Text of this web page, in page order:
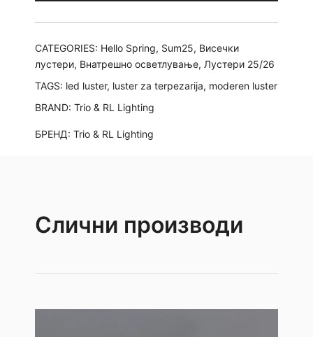
CATEGORIES: Hello Spring, Sum25, Висечки
лустери, Внатрешно осветлување, Лустери 25/26
TAGS: led luster, luster za terpezarija, moderen luster
BRAND: Trio & RL Lighting
БРЕНД: Trio & RL Lighting
Слични производи